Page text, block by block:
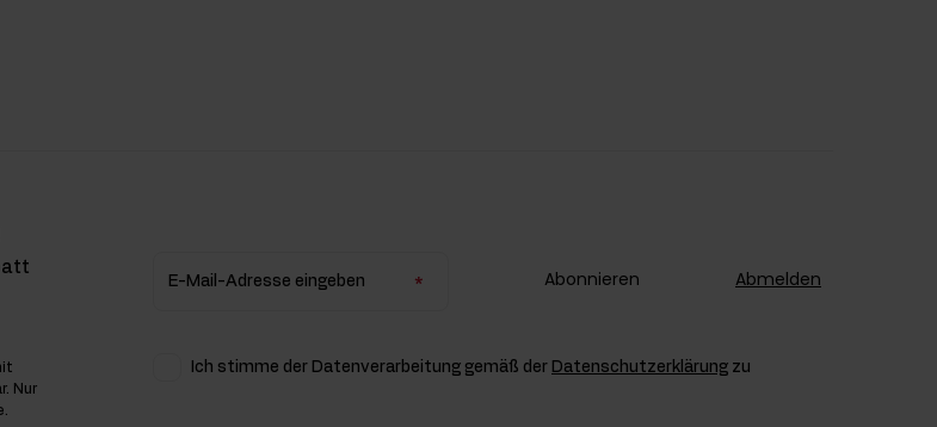
Nur
E-Mail-Adresse eingeben Abonnieren Abmelden
Ich stimme der Datenverarbeitung gemäß der Datenschutzerklärung zu